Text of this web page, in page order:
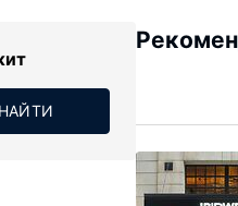
НАЙТИ